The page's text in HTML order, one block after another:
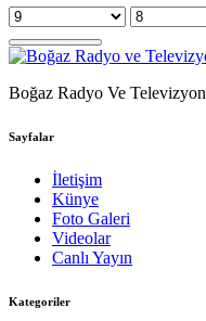
Boğaz Radyo Ve Televizyon
Sayfalar
İletişim
Künye
Foto Galeri
Videolar
Canlı Yayın
Kategoriler